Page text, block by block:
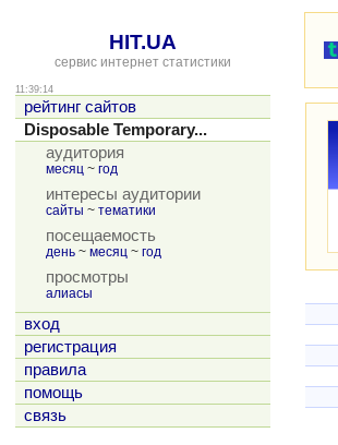
HIT.UA
сервис интернет статистики
11:39:14
рейтинг сайтов
Disposable Temporary...
аудитория
месяц ~ год
интересы аудитории
сайты ~ тематики
посещаемость
день ~ месяц ~ год
просмотры
алиасы
вход
регистрация
правила
помощь
связь